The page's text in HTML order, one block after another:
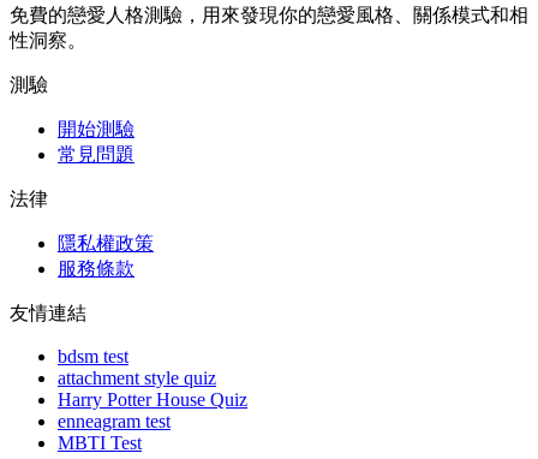
免費的戀愛人格測驗，用來發現你的戀愛風格、關係模式和相
性洞察。
測驗
開始測驗
常見問題
法律
隱私權政策
服務條款
友情連結
bdsm test
attachment style quiz
Harry Potter House Quiz
enneagram test
MBTI Test